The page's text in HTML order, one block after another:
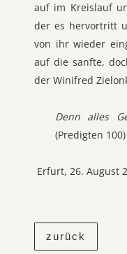
auf im Kreislauf
der es hervortritt
von ihr wieder
auf die sanfte,
der Winifred
Denn alles
(Predigten 100)
Erfurt, 26. August
zurück